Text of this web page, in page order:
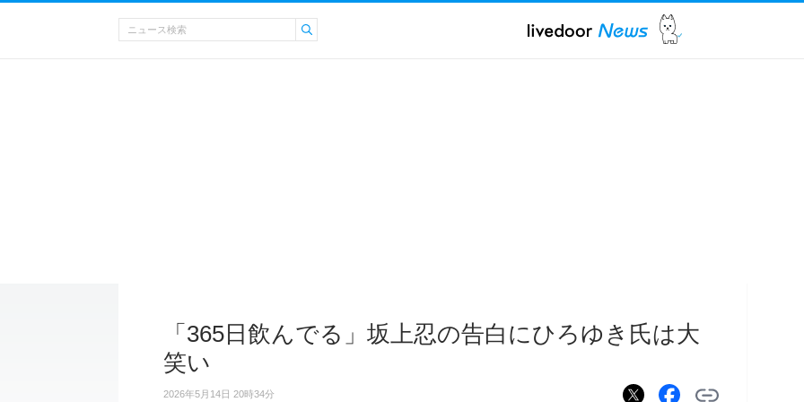
「365日飲んでる」坂上忍の告白にひろゆき氏は大
笑い
2026年5月14日 20時34分